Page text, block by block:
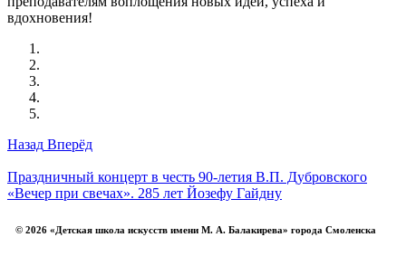
вдохновения!
Назад Вперёд
Праздничный концерт в честь 90-летия В.П. Дубровского
«Вечер при свечах». 285 лет Йозефу Гайдну
© 2026 «Детская школа искусств имени М. А. Балакирева» города Смоленска